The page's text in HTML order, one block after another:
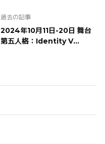
過去の記事
2024年10月11日-20日 舞台
第五人格：Identity V